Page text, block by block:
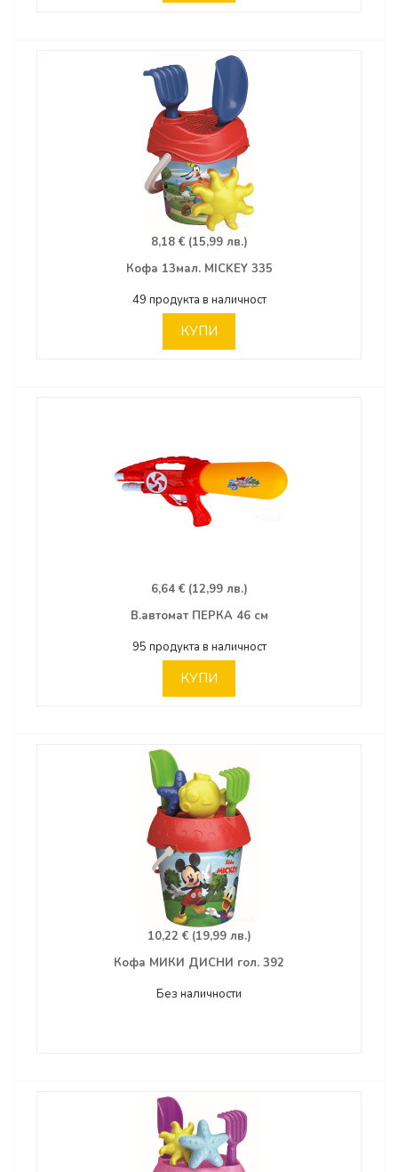
8,18 € (15,99 лв.)
Кофа 13мал. MICKEY 335
49 продукта в наличност
КУПИ
6,64 € (12,99 лв.)
В.автомат ПЕРКА 46 см
95 продукта в наличност
КУПИ
10,22 € (19,99 лв.)
Кофа МИКИ ДИСНИ гол. 392
Без наличности